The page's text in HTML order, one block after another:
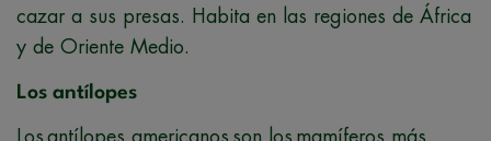
cazar a sus presas. Habita en las regiones de África
y de Oriente Medio.
Los antílopes
Los antílopes americanos son los mamíferos más